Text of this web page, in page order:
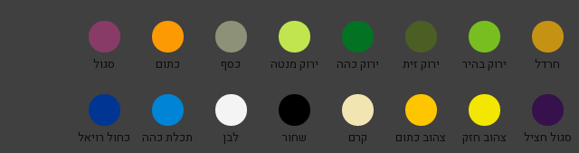
חרדל ירוק בהיר ירוק זית ירוק כהה ירוק מנטה כסף כתום סגול
סגול חציל צהוב חזק צהוב כתום קרם שחור לבן תכלת כהה כחול רויאל